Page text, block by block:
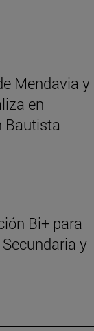
Mendavia y
en
Bautista
Bi+ para
y